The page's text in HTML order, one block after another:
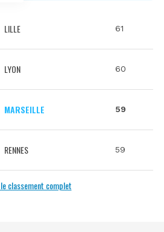
LILLE 61
LYON 60
MARSEILLE 59
RENNES 59
classement complet